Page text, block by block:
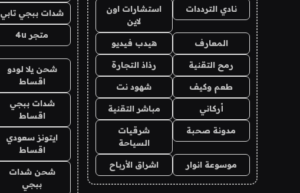
نادي الترددات
استشارات اون
لاين
المعارف هيدب فيديو
رمح التقنية رذاذ التجارة
طعم وكيف شهود نت
أركاني مباشر التقنية
مدونة صحبة
شرقيات
السياحة
موسوعة انوار اشراق الأرباح
شدات ببجي تابي
متجر 4u
شحن يلا لودو
اقساط
شدات ببجي
اقساط
ايتونز سعودي
اقساط
شحن شدات
ببجي